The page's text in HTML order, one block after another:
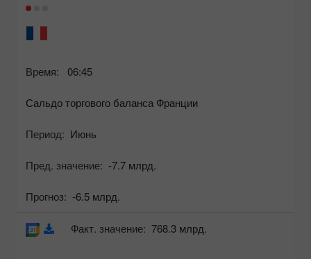
Время: 06:45
Сальдо торгового баланса Франции
Период: Июнь
Пред. значение: -7.7 млрд.
Прогноз: -6.5 млрд.
Факт. значение: 768.3 млрд.